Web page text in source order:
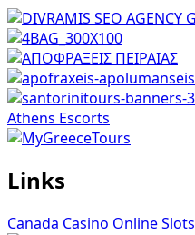
Athens Escorts
Links
Canada Casino Online Slots